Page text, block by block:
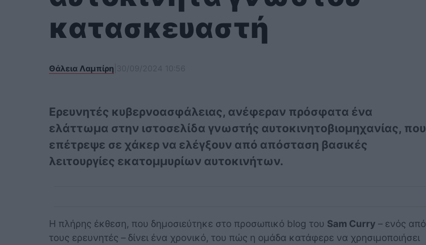
κατασκευαστή
Θάλεια Λαμπίρη
Ερευνητές κυβερνοασφάλειας, ανέφεραν πρόσφατα ένα
ελάττωμα στην ιστοσελίδα γνωστής αυτοκινητοβιομηχανίας, που
επέτρεψε σε χάκερ να ελέγξουν από απόσταση βασικές
λειτουργίες εκατομμυρίων αυτοκινήτων.
Η πλήρης έκθεση, που δημοσιεύτηκε στο προσωπικό blog του Sam Curry – ενός από
τους ερευνητές – δίνει ένα χρονικό, του πώς η ομάδα κατάφερε να χρησιμοποιήσει